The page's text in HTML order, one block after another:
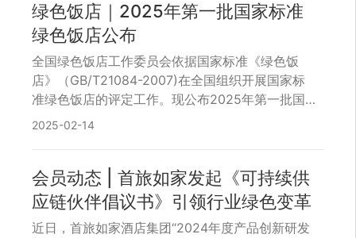
用，中国饭店协会和全国绿色饭店工作委员会定于
2025年3月在云南省昆明市联合举办“2025全国绿
色饭店评审员大会暨第六届中国绿色饭店消费节启
动仪式”。
绿色饭店｜2025年第一批国家标准
绿色饭店公布
全国绿色饭店工作委员会依据国家标准《绿色饭
店》（GB/T21084-2007)在全国组织开展国家标
准绿色饭店的评定工作。现公布2025年第一批国
家标准绿色饭店名单。获评资格仅证明以下企业在
工作委员会将通过暗访、抽查和复审等方式对企业
进行审查和定期督导。
2025-02-14
会员动态 | 首旅如家发起《可持续供
应链伙伴倡议书》引领行业绿色变革
近日，首旅如家酒店集团“2024年度产品创新研发